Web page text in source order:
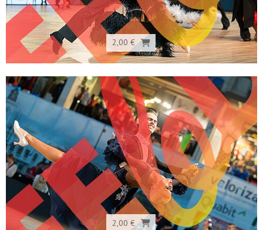
2,00 €
2,00 €